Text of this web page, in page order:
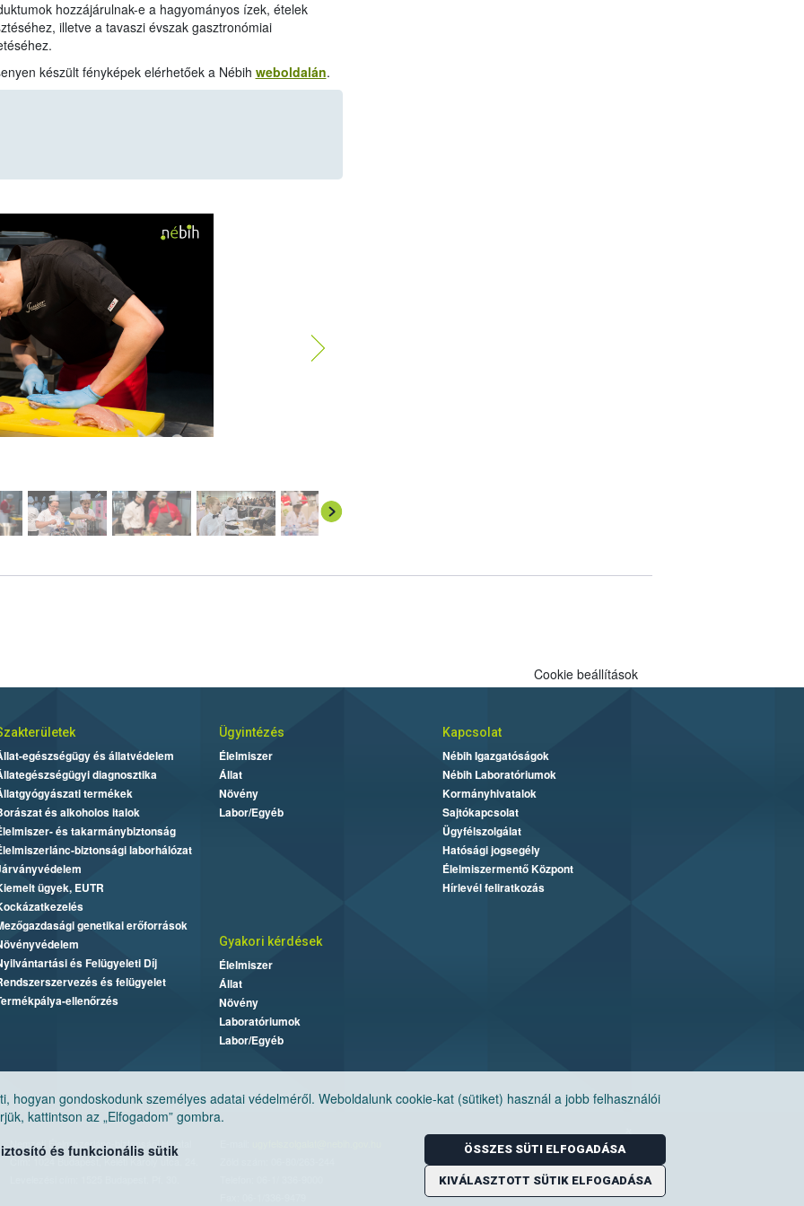
hozzájárulnak-e a hagyományos ízek, ételek
illetve a tavaszi évszak gasztronómiai
készült fényképek elérhetőek a Nébih weboldalán.
hogyan gondoskodunk személyes adatai védelméről. Weboldalunk cookie-kat (sütiket) használ a jobb felhasználói
kattintson az „Elfogadom” gombra.
és funkcionális sütik
ÖSSZES SÜTI ELFOGADÁSA
KIVÁLASZTOTT SÜTIK ELFOGADÁSA
Cookie beállítások
egészségügy és állatvédelem
diagnosztika
termékek
és alkoholos italok
és takarmánybiztonság
biztonsági laborhálózat
ügyek, EUTR
genetikai erőforrások
és Felügyeleti Díj
és felügyelet
ellenőrzés
Ügyintézés
Élelmiszer
Állat
Növény
Labor/Egyéb
Kapcsolat
Nébih Igazgatóságok
Nébih Laboratóriumok
Kormányhivatalok
Sajtókapcsolat
Ügyfélszolgálat
Hatósági jogsegély
Élelmiszermentő Központ
Hírlevél feliratkozás
Gyakori kérdések
Élelmiszer
Állat
Növény
Laboratóriumok
Labor/Egyéb
Nemzeti Élelmiszerlánc-biztonsági Hivatal